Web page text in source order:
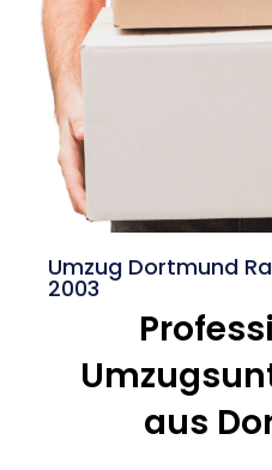
Umzug Dortmund
2003
aus